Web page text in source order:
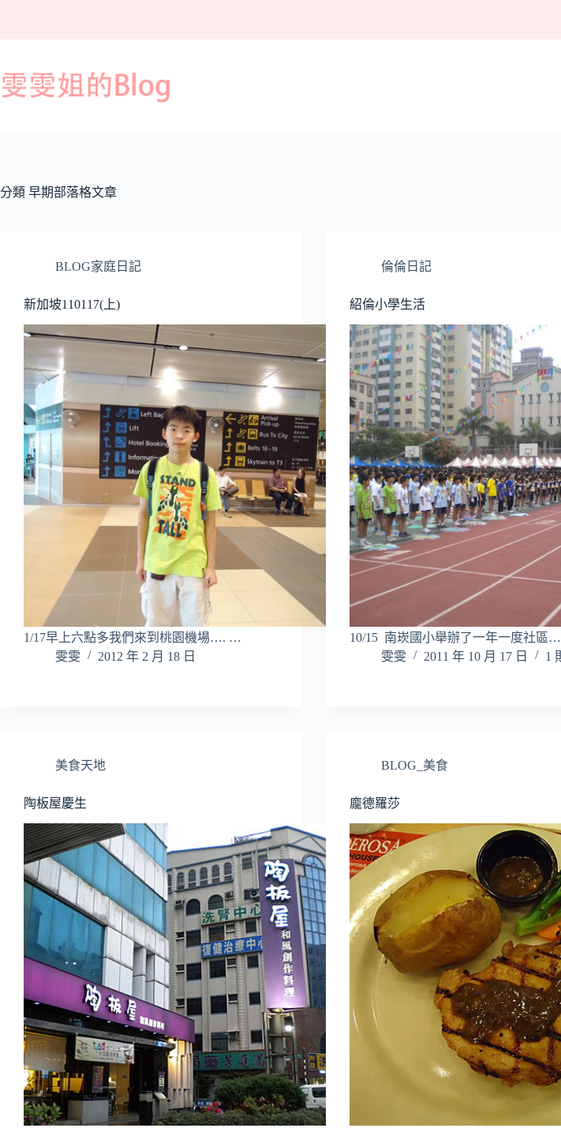
內
分類 早期部落格文章
BLOG家庭日記
新加坡110117(上)
1/17早上六點多我們來到桃園機場…. …
雯雯
2012 年 2 月 18 日
倫倫日記
紹倫小學生活
10/15 南崁國小舉辦了一年一度社區…
雯雯
2011 年 10 月 17 日 1
美食天地
陶板屋慶生
BLOG_美食
龐德羅莎